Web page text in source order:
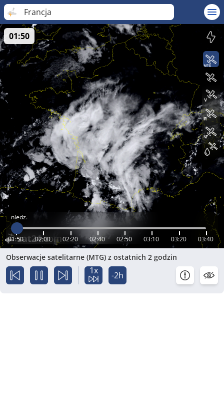
Francja
niedz.
01:50 02:00 02:20 02:40 02:50 03:10 03:20 03:40
01:50
Obserwacje satelitarne (MTG) z ostatnich 2 godzin
1x -2h